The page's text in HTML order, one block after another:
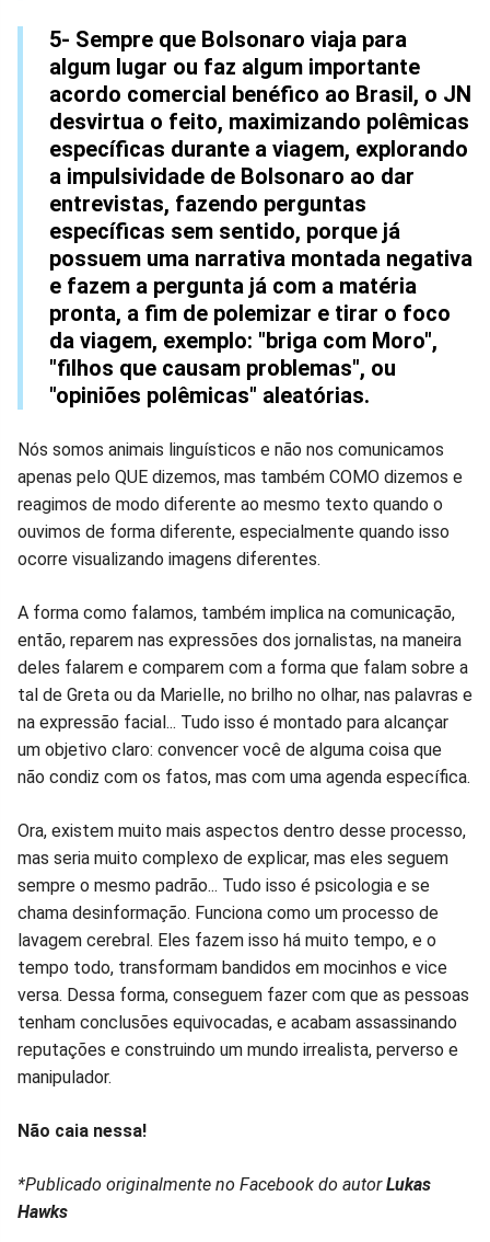
5- Sempre que Bolsonaro viaja para
algum lugar ou faz algum importante
acordo comercial benéfico ao Brasil, o JN
desvirtua o feito, maximizando polêmicas
específicas durante a viagem, explorando
a impulsividade de Bolsonaro ao dar
entrevistas, fazendo perguntas
específicas sem sentido, porque já
possuem uma narrativa montada negativa
e fazem a pergunta já com a matéria
pronta, a fim de polemizar e tirar o foco
da viagem, exemplo: "briga com Moro",
"filhos que causam problemas", ou
"opiniões polêmicas" aleatórias.
Nós somos animais linguísticos e não nos comunicamos
apenas pelo QUE dizemos, mas também COMO dizemos e
reagimos de modo diferente ao mesmo texto quando o
ouvimos de forma diferente, especialmente quando isso
ocorre visualizando imagens diferentes.
A forma como falamos, também implica na comunicação,
então, reparem nas expressões dos jornalistas, na maneira
deles falarem e comparem com a forma que falam sobre a
tal de Greta ou da Marielle, no brilho no olhar, nas palavras e
na expressão facial... Tudo isso é montado para alcançar
um objetivo claro: convencer você de alguma coisa que
não condiz com os fatos, mas com uma agenda específica.
Ora, existem muito mais aspectos dentro desse processo,
mas seria muito complexo de explicar, mas eles seguem
sempre o mesmo padrão... Tudo isso é psicologia e se
chama desinformação. Funciona como um processo de
lavagem cerebral. Eles fazem isso há muito tempo, e o
tempo todo, transformam bandidos em mocinhos e vice
versa. Dessa forma, conseguem fazer com que as pessoas
tenham conclusões equivocadas, e acabam assassinando
reputações e construindo um mundo irrealista, perverso e
manipulador.
Não caia nessa!
*Publicado originalmente no Facebook do autorLukas
Hawks